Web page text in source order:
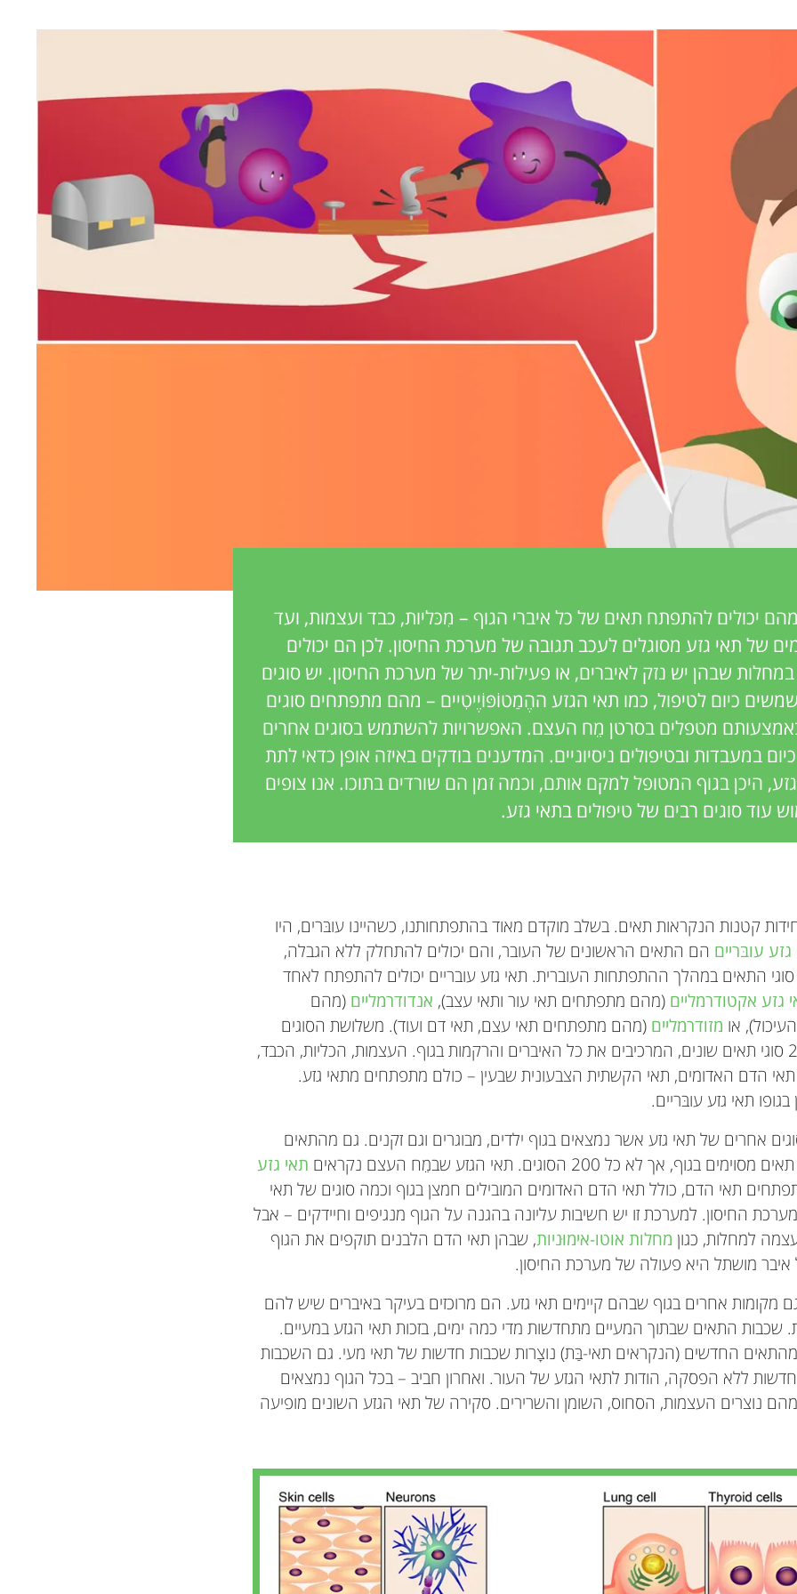
i
o
n
Franka Luk
אני כעת בשנה האחרונה של פרויקט הדוקטורט שלי במרכז הרפואי
Elke Eggenhofer
Marc H. Dahlke
Martin J. Hoogduijn
Amayah and Kaylah
יכולים להתפתח תאים של כל איברי הגוף – מִכּליות, כבד ועצמות, ועד
של תאי גזע מסוגלים לעכב תגובה של מערכת החיסון. לכן הם יכולים
שבהן יש נזק לאיברים, או פעילות-יתר של מערכת החיסון. יש סוגים
כיום לטיפול, כמו תאי הגזע ההֶמַטוֹפּוֹיֶיטִיים – מהם מתפתחים סוגים
מטפלים בסרטן מֵח העצם. האפשרויות להשתמש בסוגים אחרים
במעבדות ובטיפולים ניסיוניים. המדענים בודקים באיזה אופן כדאי לתת
היכן בגוף המטופל למקם אותם, וכמה זמן הם שורדים בתוכו. אנו צופים
עוד סוגים רבים של טיפולים בתאי גזע.
יחידות קטנות הנקראות תאים. בשלב מוקדם מאוד בהתפתחותנו, כשהיינו עובּרים, היו
עובּריים הם התאים הראשונים של העובר, והם יכולים להתחלק ללא הגבלה,
התאים במהלך ההתפתחות העוברית. תאי גזע עובריים יכולים להתפתח לאחד
גזע אקטודרמליים (מהם מתפתחים תאי עור ותאי עצב), אנדודרמליים (מהם
או מזודרמליים (מהם מתפתחים תאי עצם, תאי דם ועוד). משלושת הסוגים
האלה מתפתחים כ-200 סוגי תאים שונים, המרכיבים את כל האיברים והרקמות בגוף. העצמות, הכליות, הכבד,
הדם האדומים, תאי הקשתית הצבעונית שבעין – כולם מתפתחים מתאי גזע.
תאי גזע עובּריים.
אחרים של תאי גזע אשר נמצאים בגוף ילדים, מבוגרים וגם זקנים. גם מהתאים
אך לא כל 200 הסוגים. תאי הגזע שבמֵח העצם נקראים
תאי גזע
תאי הדם, כולל תאי הדם האדומים המובילים חמצן בגוף וכמה סוגים של תאי
החיסון. למערכת זו יש חשיבות עליונה בהגנה על הגוף מנגיפים וחיידקים – אבל
למחלות, כגון מחלות אוטו-אימוּניות, שבהן תאי הדם הלבנים תוקפים את הגוף
מושתל היא פעולה של מערכת החיסון.
מקומות אחרים בגוף שבהם קיימים תאי גזע. הם מרוכזים בעיקר באיברים שיש להם
שכבות התאים שבתוך המעיים מתחדשות מדי כמה ימים, בזכות תאי הגזע במעיים.
החדשים (הנקראים תאי-בַּת) נוצָרות שכבות חדשות של תאי מעי. גם השכבות
ללא הפסקה, הודות לתאי הגזע של העור. ואחרון חביב – בכל הגוף נמצאים
נוצרים העצמות, הסחוס, השומן והשרירים. סקירה של תאי הגזע השונים מופיעה